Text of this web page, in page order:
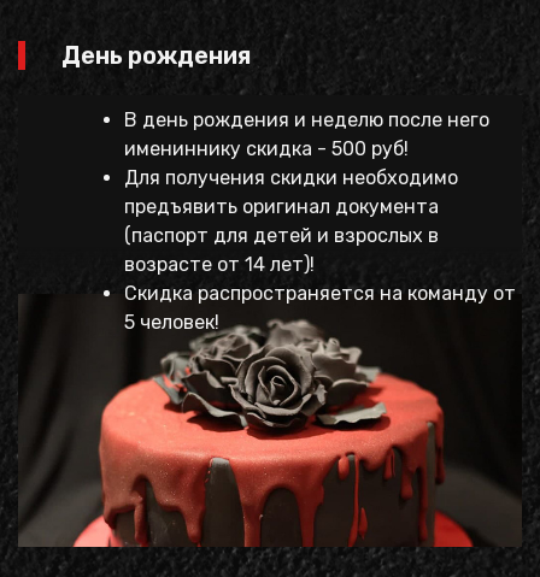
День рождения
В день рождения и неделю после него
имениннику скидка - 500 руб!
Для получения скидки необходимо
предъявить оригинал документа
(паспорт для детей и взрослых в
возрасте от 14 лет)!
Скидка распространяется на команду от
5 человек!